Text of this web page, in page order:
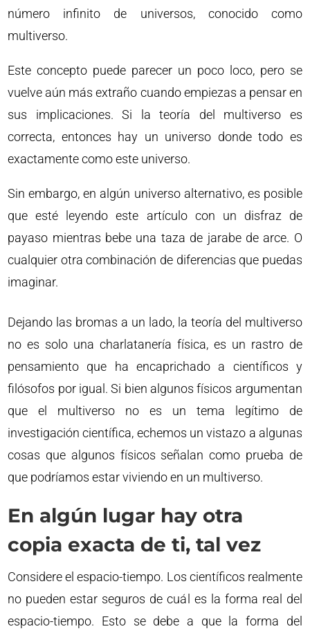
número infinito de universos, conocido como
multiverso.
Este concepto puede parecer un poco loco, pero se
vuelve aún más extraño cuando empiezas a pensar en
sus implicaciones. Si la teoría del multiverso es
correcta, entonces hay un universo donde todo es
exactamente como este universo.
Sin embargo, en algún universo alternativo, es posible
que esté leyendo este artículo con un disfraz de
payaso mientras bebe una taza de jarabe de arce. O
cualquier otra combinación de diferencias que puedas
imaginar.
Dejando las bromas a un lado, la teoría del multiverso
no es solo una charlatanería física, es un rastro de
pensamiento que ha encaprichado a científicos y
filósofos por igual. Si bien algunos físicos argumentan
que el multiverso no es un tema legítimo de
investigación científica, echemos un vistazo a algunas
cosas que algunos físicos señalan como prueba de
que podríamos estar viviendo en un multiverso.
En algún lugar hay otra
copia exacta de ti, tal vez
Considere el espacio-tiempo. Los científicos realmente
no pueden estar seguros de cuál es la forma real del
espacio-tiempo. Esto se debe a que la forma del